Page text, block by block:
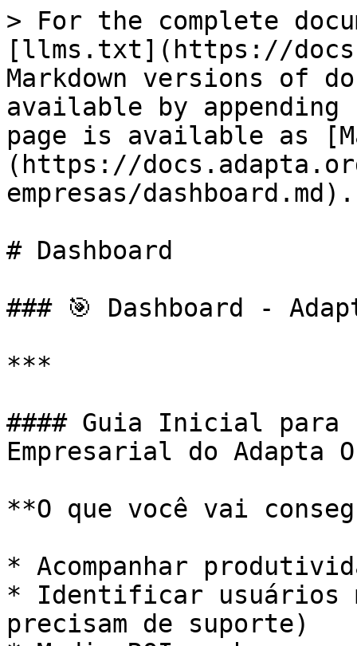
> For the complete
[llms.txt](https://
Markdown versions of
available by
page is available as
(https://
empresas/dashboard.md).
# Dashboard
### 🎯 Dashboard -
***
#### Guia Inicial para
Empresarial do Adapta
**O que você vai
* Acompanhar
* Identificar usuários
precisam de suporte)